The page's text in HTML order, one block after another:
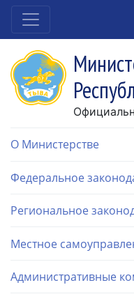
О Министерстве
Федеральное
Региональное
Местное
Административные